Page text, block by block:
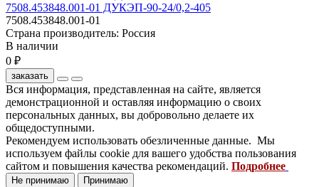
7508.453848.001-01 ДУКЭП-90-24/0,2-405
7508.453848.001-01
Страна производитель: Россия
В наличии
0 ₽
заказать
Вся информация, представленная на сайте, является
демонстрационной и оставляя информацию о своих
персональных данных, вы добровольно делаете их
общедоступными.
Рекомендуем использовать обезличенные данные. Мы
используем файлы cookie для вашего удобства пользования
сайтом и повышения качества рекомендаций. Подробнее
Не принимаю Принимаю